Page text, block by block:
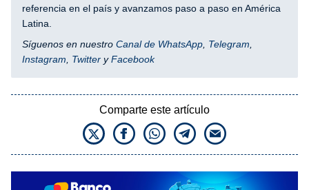
referencia en el país y avanzamos paso a paso en América
Latina.
Síguenos en nuestro Canal de WhatsApp Telegram
Instagram
Twitter yFacebook
Comparte este artículo